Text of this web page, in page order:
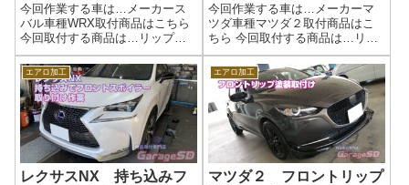
今回作業する車は…メーカース
バル車種WRX取付商品はこちら
今回取付する商品は…リップス
ポイラー社外品ですかね(^^)/作業
写真今回はブラックでした同色
ペイントなども当店で可能です
ので、ご相談ください(^^)/作業完
了エアロ取り付けなどもガ...
今回作業する車は…メーカーマ
ツダ車種マツダ２取付商品はこ
ちら 今回取付する商品は…リッ
プスポイラー作業写真持ち込み
での塗装取り付けもお受けいた
します。作業完了鈑金塗装やエ
アロパーツ塗装などもガレージ
ＳＤにお任せください(^^)/作業時
間(目...
エアロ加工
レクサスNX 持ち込みフ
エアロ加工
マツダ２ フロントリップ